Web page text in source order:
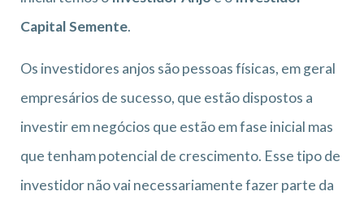
Capital Semente.
Os investidores anjos são pessoas físicas, em geral
empresários de sucesso, que estão dispostos a
investir em negócios que estão em fase inicial mas
que tenham potencial de crescimento. Esse tipo de
investidor não vai necessariamente fazer parte da